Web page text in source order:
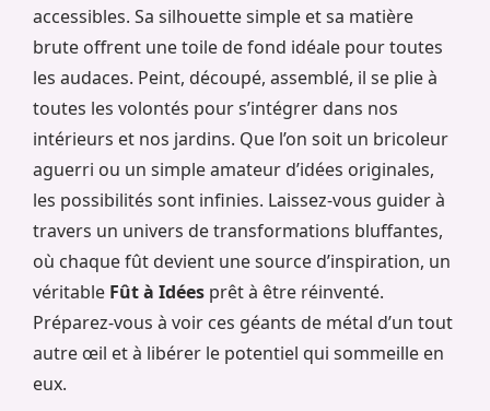
accessibles. Sa silhouette simple et sa matière
brute offrent une toile de fond idéale pour toutes
les audaces. Peint, découpé, assemblé, il se plie à
toutes les volontés pour s’intégrer dans nos
intérieurs et nos jardins. Que l’on soit un bricoleur
aguerri ou un simple amateur d’idées originales,
les possibilités sont infinies. Laissez-vous guider à
travers un univers de transformations bluffantes,
où chaque fût devient une source d’inspiration, un
véritable Fût à Idées prêt à être réinventé.
Préparez-vous à voir ces géants de métal d’un tout
autre œil et à libérer le potentiel qui sommeille en
eux.